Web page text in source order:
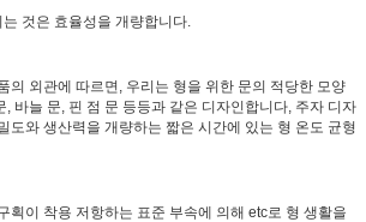
것은 효율성을 개량합니다.
의 외관에 따르면, 우리는 형을 위한 문의 적당한 모양
, 바늘 문, 핀 점 문 등등과 같은 디자인합니다, 주자 디자
도와 생산력을 개량하는 짧은 시간에 있는 형 온도 균형
획이 착용 저항하는 표준 부속에 의해 etc로 형 생활을